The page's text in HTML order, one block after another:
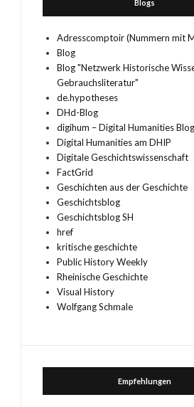
Blogs
Adresscomptoir (Nummern mit
Blog
Blog "Netzwerk Historische
Gebrauchsliteratur"
de.hypotheses
DHd-Blog
digihum – Digital Humanities Blog
Digital Humanities am DHIP
Digitale Geschichtswissenschaft
FactGrid
Geschichten aus der Geschichte
Geschichtsblog
Geschichtsblog SH
href
kritische geschichte
Public History Weekly
Rheinische Geschichte
Visual History
Wolfgang Schmale
Empfehlungen